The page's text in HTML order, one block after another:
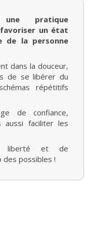
pratique
un état
de la personne
dans la douceur,
de se libérer du
répétitifs
de confiance,
aussi faciliter les
liberté et de
des possibles !